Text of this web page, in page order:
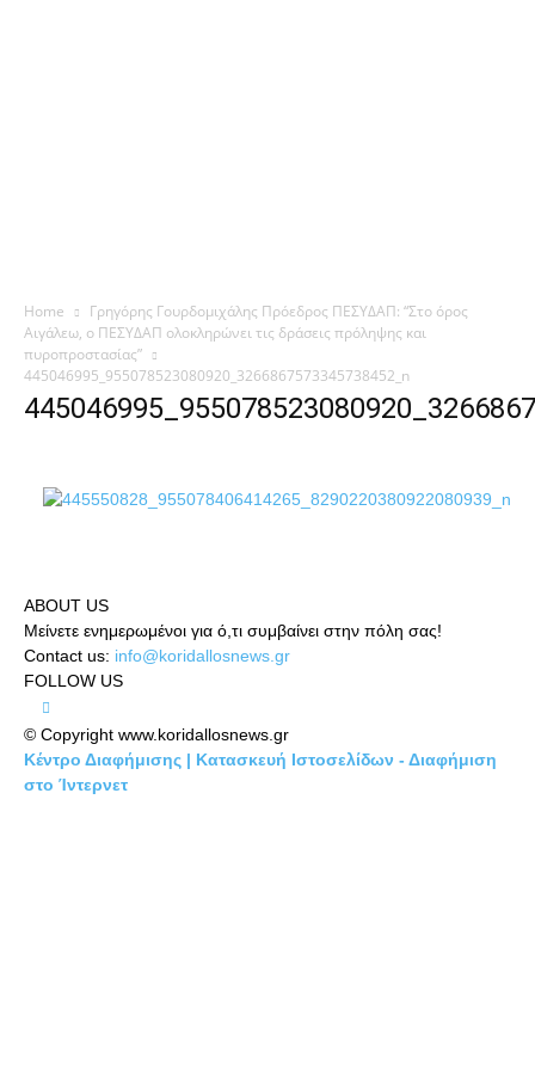
Home
Γρηγόρης Γουρδομιχάλης Πρόεδρος ΠΕΣΥΔΑΠ: “Στο όρος
Αιγάλεω, ο ΠΕΣΥΔΑΠ ολοκληρώνει τις δράσεις πρόληψης και
πυροπροστασίας”
445046995_955078523080920_3266867573345738452_n
ABOUT US
Μείνετε ενημερωμένοι για ό,τι συμβαίνει στην πόλη σας!
Contact us: info@koridallosnews.gr
FOLLOW US
© Copyright www.koridallosnews.gr
Κέντρο Διαφήμισης | Κατασκευή Ιστοσελίδων - Διαφήμιση
στο Ίντερνετ